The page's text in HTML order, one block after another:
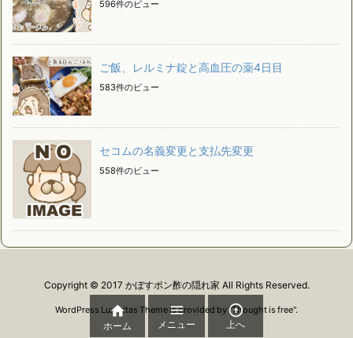
596件のビュー
ご飯、レルミナ錠と高血圧の薬4日目
583件のビュー
セコムの名義変更と支払先変更
558件のビュー
Copyright © 2017 かぼすポン酢の隠れ家 All Rights Reserved.
WordPress Luxeritas Theme is provided by "Thought is free".

ホーム

メニュー

上へ